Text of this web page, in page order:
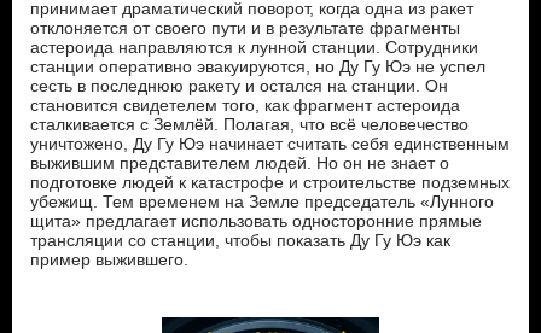
принимает драматический поворот, когда одна из ракет
отклоняется от своего пути и в результате фрагменты
астероида направляются к лунной станции. Сотрудники
станции оперативно эвакуируются, но Ду Гу Юэ не успел
сесть в последнюю ракету и остался на станции. Он
становится свидетелем того, как фрагмент астероида
сталкивается с Землёй. Полагая, что всё человечество
уничтожено, Ду Гу Юэ начинает считать себя единственным
выжившим представителем людей. Но он не знает о
подготовке людей к катастрофе и строительстве подземных
убежищ. Тем временем на Земле председатель «Лунного
щита» предлагает использовать односторонние прямые
трансляции со станции, чтобы показать Ду Гу Юэ как
пример выжившего.